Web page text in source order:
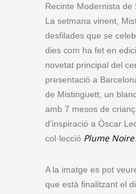
Recinte Modernista de
La setmana vinent,
desfilades que se
dies com ha fet en
novetat principal del
presentació a
de Mistinguett, un
amb 7 mesos de
d’inspiració a Òscar
col·lecció Plume Noire.
A la imatge es pot
que està finalitzant el